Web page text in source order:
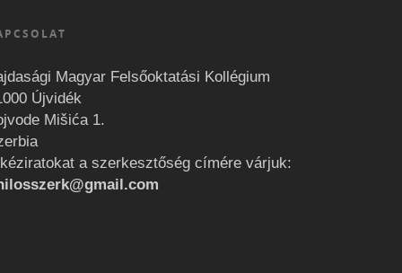
Magyar Felsőoktatási Kollégium
Újvidék
Mišića 1.
a szerkesztőség címére várjuk: